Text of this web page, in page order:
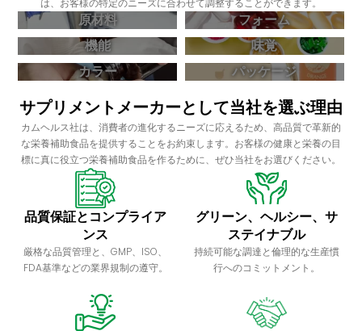
は、お客様の特定のニーズに合わせて調整することができます。
原材料
フォーム
機能
味覚
カラー
パッケージ
サプリメントメーカーとして当社を選ぶ理由
カムヘルス社は、消費者の進化するニーズに応えるため、高品質で革新的
な栄養補助食品を提供することをお約束します。お客様の健康と栄養の目
標に真に役立つ栄養補助食品を作るために、ぜひ当社をお選びください。
品質保証とコンプライア
ンス
厳格な品質管理と、GMP、ISO、
FDA基準などの業界規制の遵守。
グリーン、ヘルシー、サ
ステイナブル
持続可能な調達と倫理的な生産慣
行へのコミットメント。